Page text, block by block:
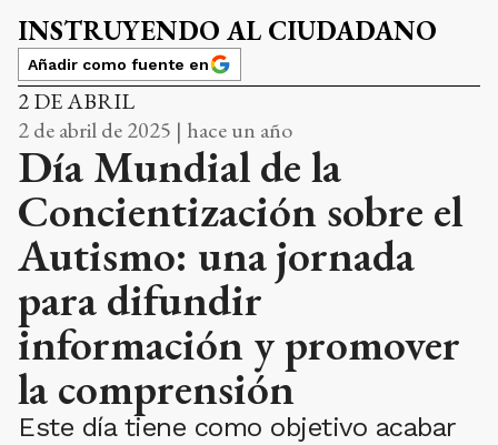
INSTRUYENDO AL CIUDADANO
Añadir como fuente en
2 DE ABRIL
2 de abril de 2025 | hace un año
Día Mundial de la
Concientización sobre el
Autismo: una jornada
para difundir
información y promover
la comprensión
Este día tiene como objetivo acabar